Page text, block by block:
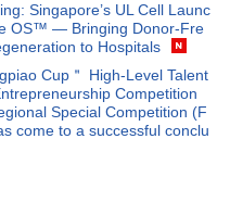
Singapore’s UL Cell Launc
OS™ — Bringing Donor-Fre
to Hospitals
Cup＂ High-Level Talent
Competition
Special Competition (F
come to a successful conclu